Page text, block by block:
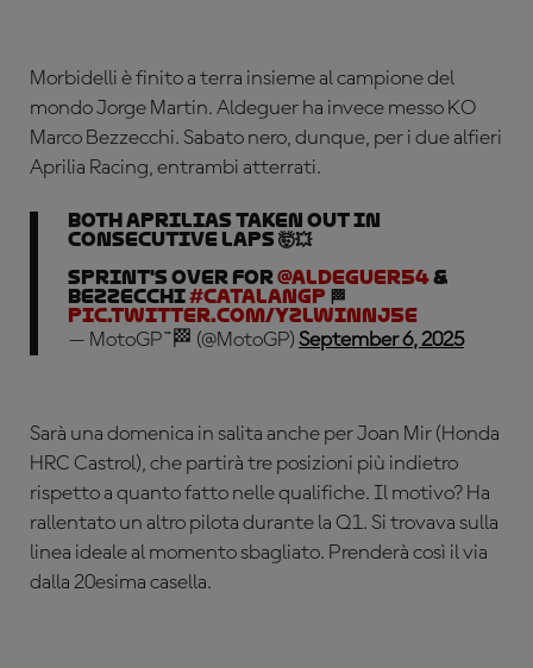
Morbidelli è finito a terra insieme al campione del
mondo Jorge Martin. Aldeguer ha invece messo KO
Marco Bezzecchi. Sabato nero, dunque, per i due alfieri
Aprilia Racing, entrambi atterrati.
Both Aprilias taken out in
consecutive laps 🤯💥
Sprint's over for @Aldeguer54&
Bezzecchi#CatalanGP 🏁
pic.twitter.com/yzLwINNj5e
— MotoGP™🏁 (@MotoGP) September 6, 2025
Sarà una domenica in salita anche per Joan Mir (Honda
HRC Castrol), che partirà tre posizioni più indietro
rispetto a quanto fatto nelle qualifiche. Il motivo? Ha
rallentato un altro pilota durante la Q1. Si trovava sulla
linea ideale al momento sbagliato. Prenderà così il via
dalla 20esima casella.